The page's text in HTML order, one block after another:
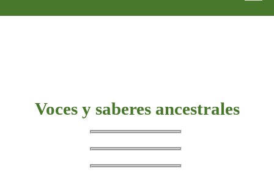
Voces y saberes ancestrales